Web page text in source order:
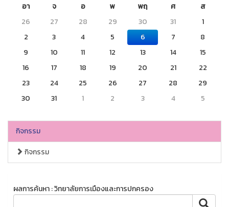
อา
จ อ พ พฤ ศ
ส
26
27 28 29 30 31
1
2
3 4 5 6 7
8
9
10 11 12 13 14
15
16
17 18 19 20 21
22
23
24 25 26 27 28
29
30
31 1 2 3 4 5
กิจกรรม
กิจกรรม
ผลการค้นหา : วิทยาลัยการเมืองและการปกครอง